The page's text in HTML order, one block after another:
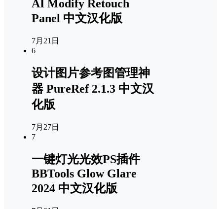
AI Modify Retouch
Panel 中文汉化版
7月21日
6
设计图片参考图管理神
器 PureRef 2.1.3 中文汉
化版
7月27日
7
一键灯光光效PS插件
BBTools Glow Glare
2024 中文汉化版